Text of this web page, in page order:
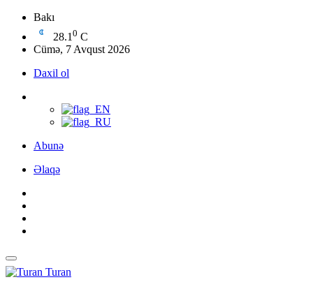
Bakı
28.1 0 C
Cümə, 7 Avqust 2026
Daxil ol
Abunə
Əlaqə
Turan